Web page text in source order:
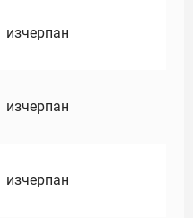
изчерпан
изчерпан
изчерпан